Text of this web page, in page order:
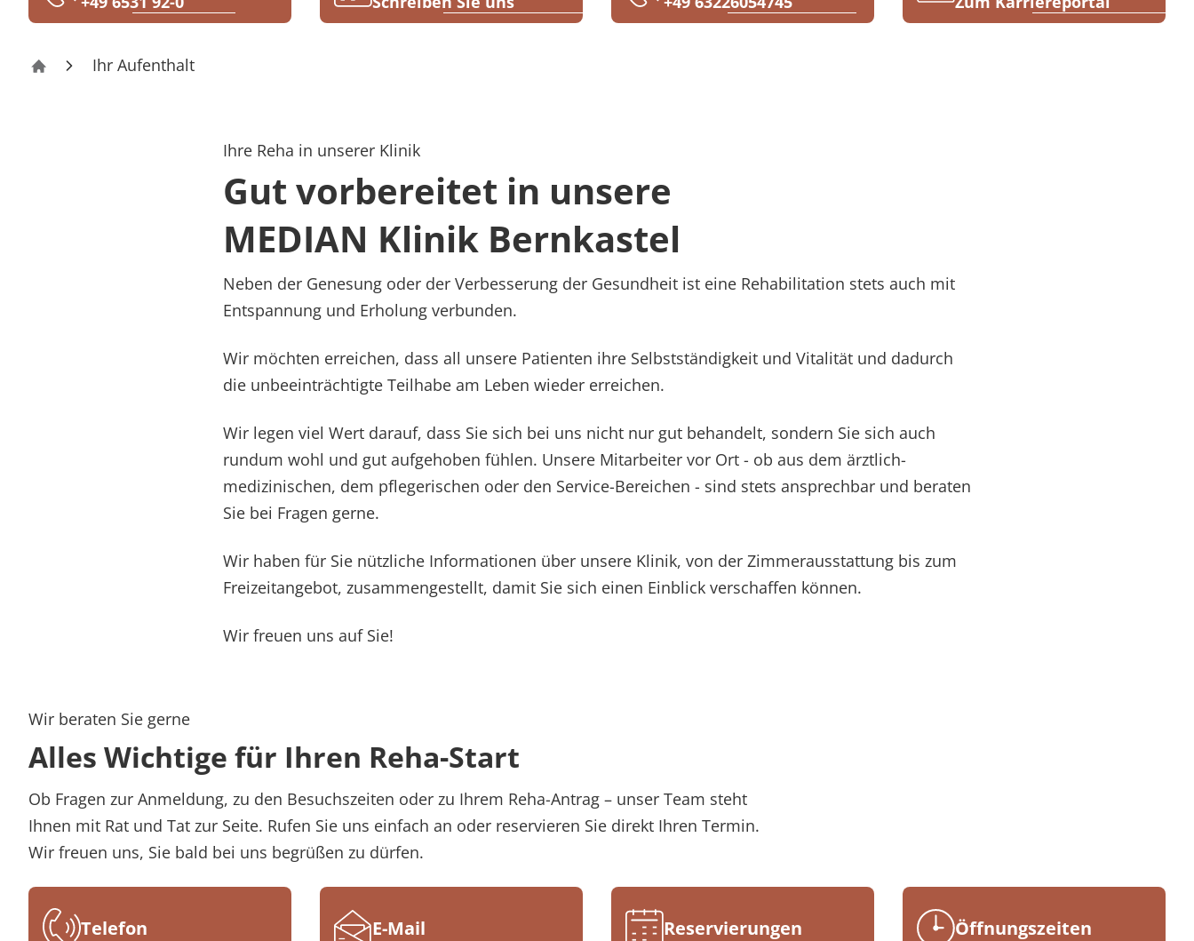
Rheumatologie
Reha-Zentrum Bernkastel-Kues Klinik Bernkastel
Ihr Aufenthalt
Ihre Reha in unserer Klinik
Gut vorbereitet in unsere
MEDIAN Klinik Bernkastel
Neben der Genesung oder der Verbesserung der Gesundheit ist eine Rehabilitation stets auch mit
Entspannung und Erholung verbunden.
Wir möchten erreichen, dass all unsere Patienten ihre Selbstständigkeit und Vitalität und dadurch
die unbeeinträchtigte Teilhabe am Leben wieder erreichen.
Wir legen viel Wert darauf, dass Sie sich bei uns nicht nur gut behandelt, sondern Sie sich auch
rundum wohl und gut aufgehoben fühlen. Unsere Mitarbeiter vor Ort - ob aus dem ärztlich-
medizinischen, dem pflegerischen oder den Service-Bereichen - sind stets ansprechbar und beraten
Sie bei Fragen gerne.
Wir haben für Sie nützliche Informationen über unsere Klinik, von der Zimmerausstattung bis zum
Freizeitangebot, zusammengestellt, damit Sie sich einen Einblick verschaffen können.
Wir freuen uns auf Sie!
Wir beraten Sie gerne
Alles Wichtige für Ihren Reha-Start
Ob Fragen zur Anmeldung, zu den Besuchszeiten oder zu Ihrem Reha-Antrag – unser Team steht
Ihnen mit Rat und Tat zur Seite. Rufen Sie uns einfach an oder reservieren Sie direkt Ihren Termin.
Wir freuen uns, Sie bald bei uns begrüßen zu dürfen.
Telefon E-Mail Reservierungen Öffnungszeiten